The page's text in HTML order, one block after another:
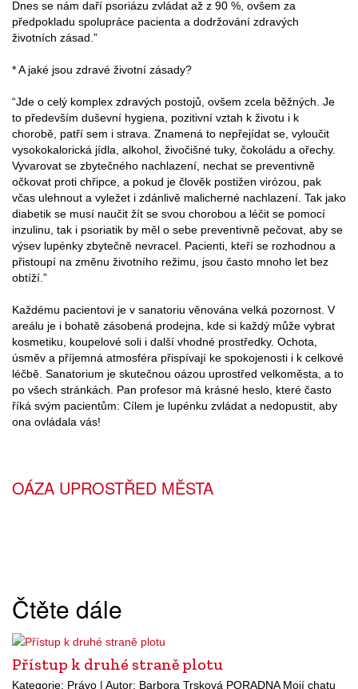
Dnes se nám daří psoriázu zvládat až z 90 %, ovšem za
předpokladu spolupráce pacienta a dodržování zdravých
životních zásad.”
* A jaké jsou zdravé životní zásady?
“Jde o celý komplex zdravých postojů, ovšem zcela běžných. Je
to především duševní hygiena, pozitivní vztah k životu i k
chorobě, patří sem i strava. Znamená to nepřejídat se, vyloučit
vysokokalorická jídla, alkohol, živočišné tuky, čokoládu a ořechy.
Vyvarovat se zbytečného nachlazení, nechat se preventivně
očkovat proti chřipce, a pokud je člověk postižen virózou, pak
včas ulehnout a vyležet i zdánlivě malicherné nachlazení. Tak jako
diabetik se musí naučit žít se svou chorobou a léčit se pomocí
inzulinu, tak i psoriatik by měl o sebe preventivně pečovat, aby se
výsev lupénky zbytečně nevracel. Pacienti, kteří se rozhodnou a
přistoupí na změnu životního režimu, jsou často mnoho let bez
obtíží.”
Každému pacientovi je v sanatoriu věnována velká pozornost. V
areálu je i bohatě zásobená prodejna, kde si každý může vybrat
kosmetiku, koupelové soli i další vhodné prostředky. Ochota,
úsměv a příjemná atmosféra přispívají ke spokojenosti i k celkové
léčbě. Sanatorium je skutečnou oázou uprostřed velkoměsta, a to
po všech stránkách. Pan profesor má krásné heslo, které často
říká svým pacientům: Cílem je lupénku zvládat a nedopustit, aby
ona ovládala vás!
OÁZA UPROSTŘED MĚSTA
Čtěte dále
Přístup k druhé straně plotu
Kategorie: Právo | Autor: Barbora Trsková PORADNA Mojí chatu